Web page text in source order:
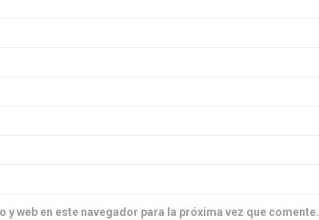
web en este navegador para la próxima vez que comente.